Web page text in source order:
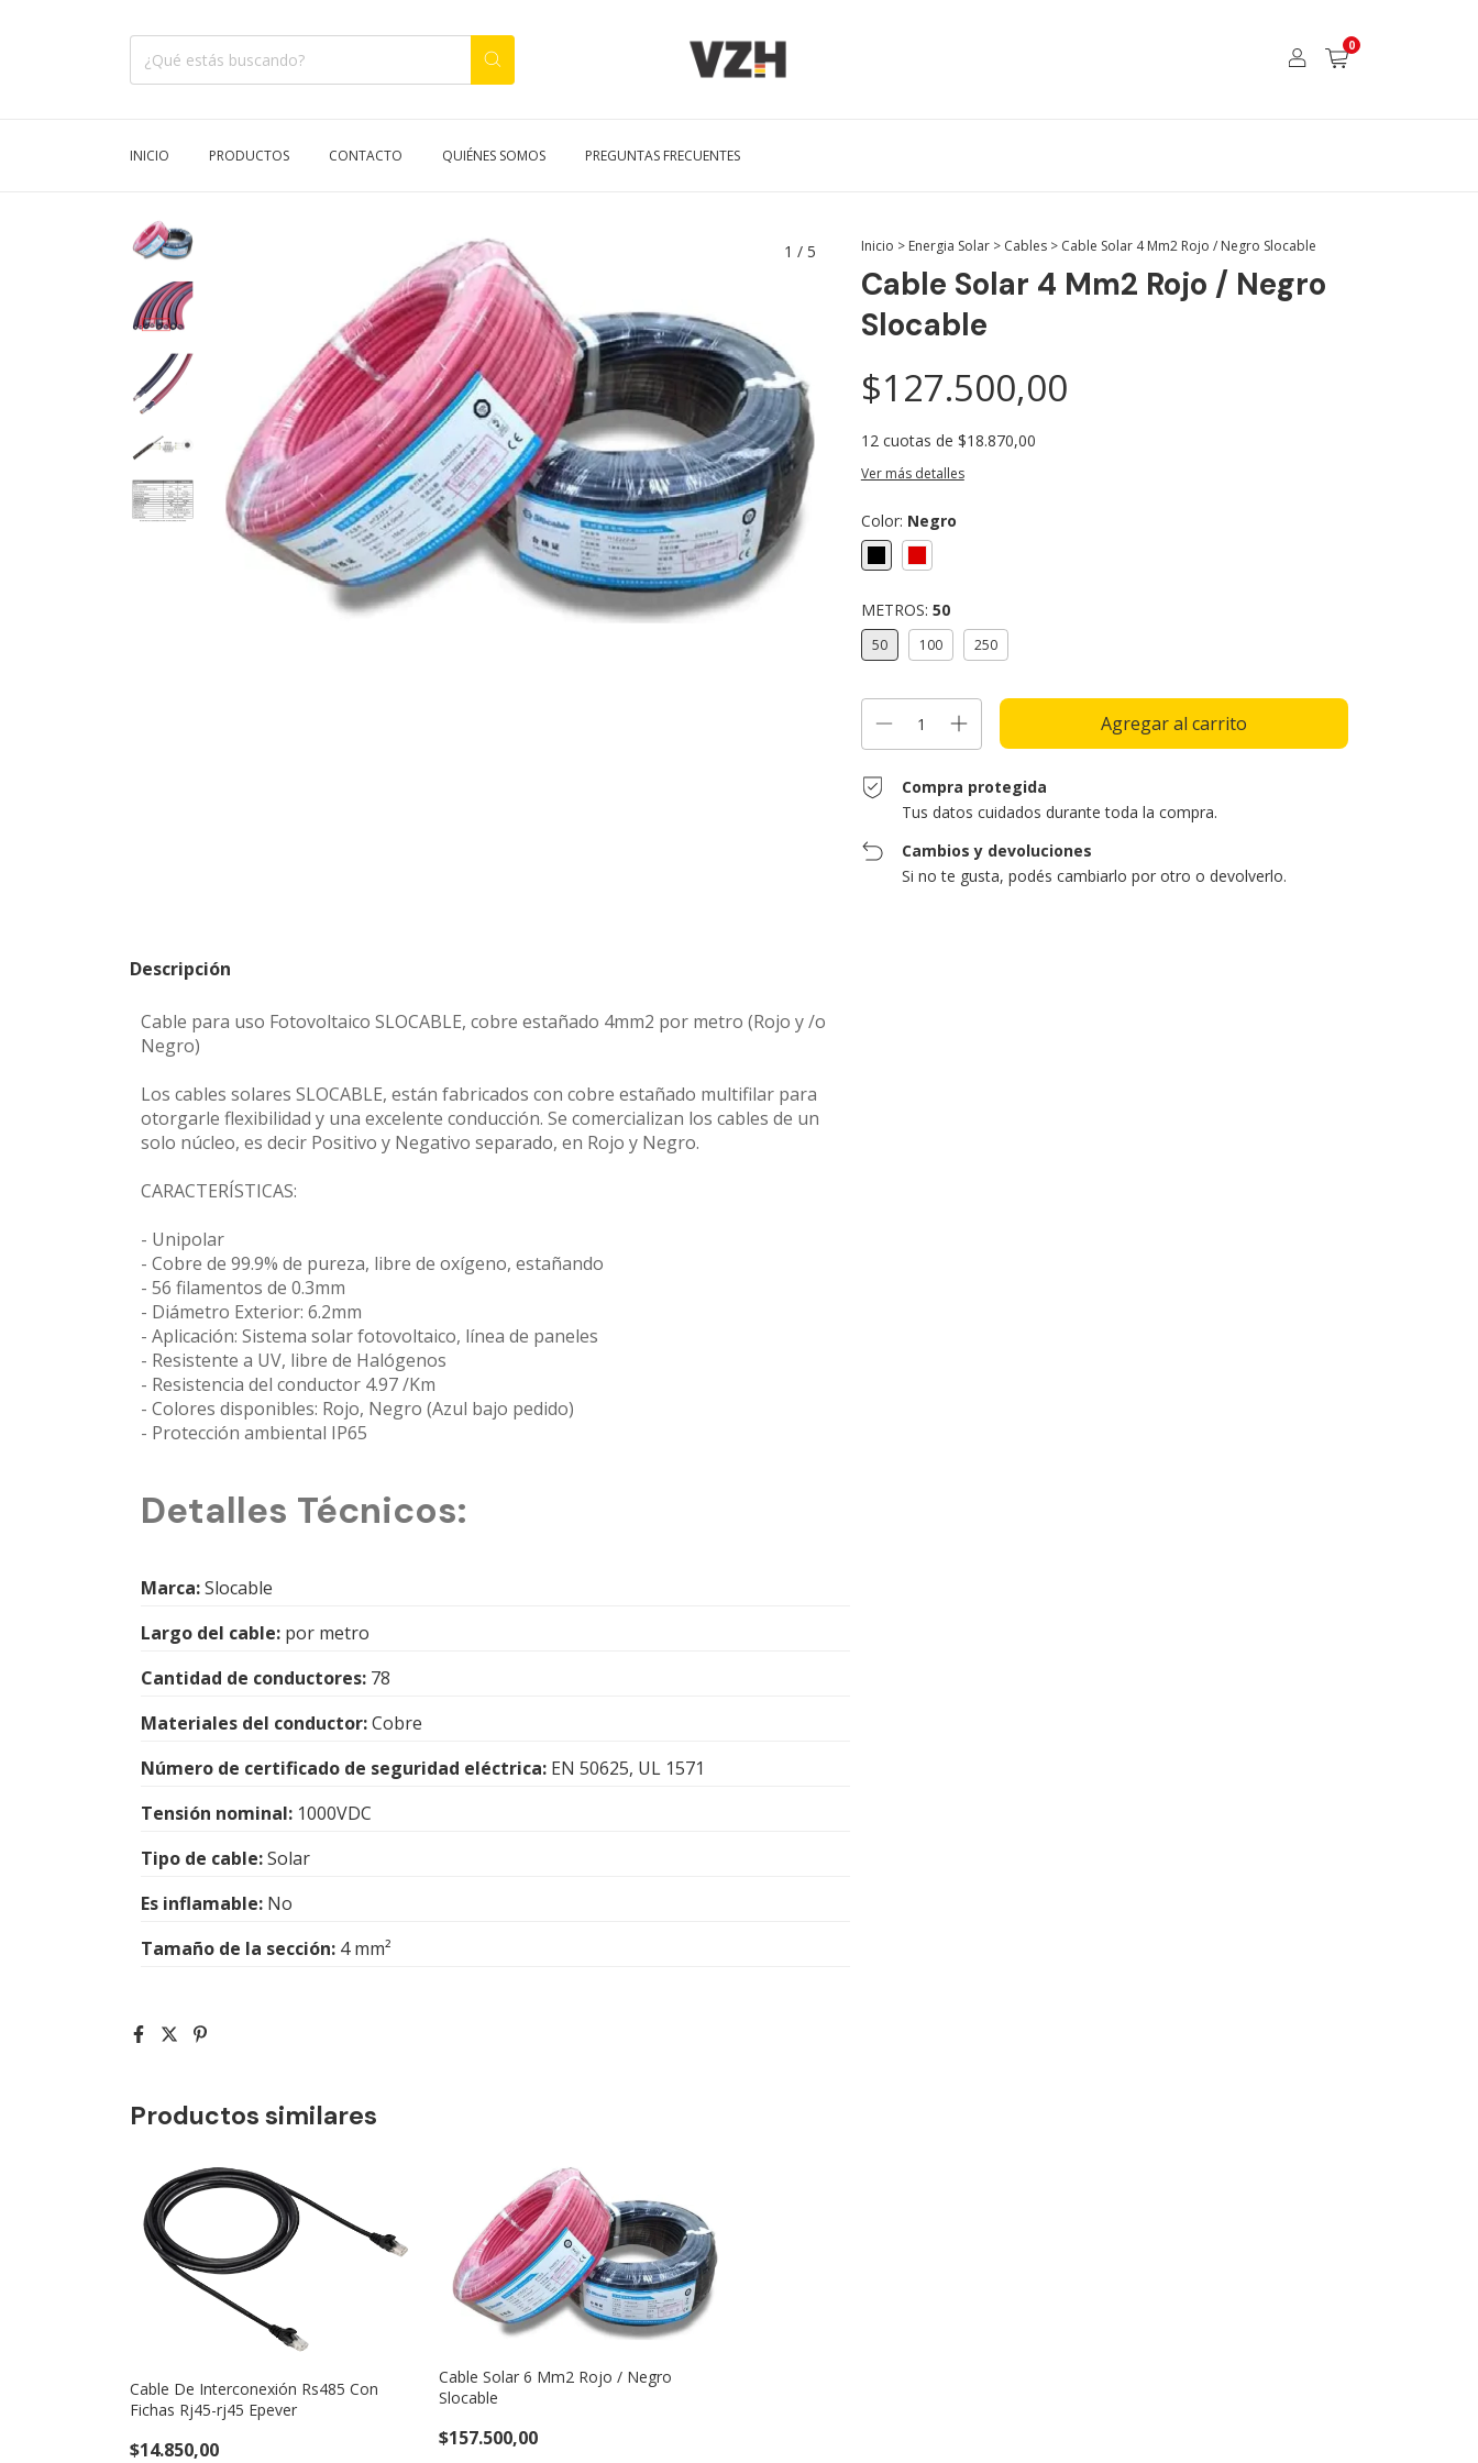
0
INICIO PRODUCTOS CONTACTO QUIÉNES SOMOS PREGUNTAS FRECUENTES
1 / 5 Inicio > Energia Solar > Cables > Cable Solar 4 Mm2 Rojo / Negro Slocable
Cable Solar 4 Mm2 Rojo / Negro
Slocable
$127.500,00
12 cuotas de $18.870,00
Ver más detalles
Color: Negro
METROS: 50
50 100 250
Compra protegida
Tus datos cuidados durante toda la compra.
Cambios y devoluciones
Si no te gusta, podés cambiarlo por otro o devolverlo.
Descripción
Cable para uso Fotovoltaico SLOCABLE, cobre estañado 4mm2 por metro (Rojo y /o
Negro)
Los cables solares SLOCABLE, están fabricados con cobre estañado multifilar para
otorgarle flexibilidad y una excelente conducción. Se comercializan los cables de un
solo núcleo, es decir Positivo y Negativo separado, en Rojo y Negro.
CARACTERÍSTICAS:
- Unipolar
- Cobre de 99.9% de pureza, libre de oxígeno, estañando
- 56 filamentos de 0.3mm
- Diámetro Exterior: 6.2mm
- Aplicación: Sistema solar fotovoltaico, línea de paneles
- Resistente a UV, libre de Halógenos
- Resistencia del conductor 4.97 /Km
- Colores disponibles: Rojo, Negro (Azul bajo pedido)
- Protección ambiental IP65
Detalles Técnicos:
Marca:Slocable
Largo del cable: por metro
Cantidad de conductores: 78
Materiales del conductor:Cobre
Número de certificado de seguridad eléctrica: EN 50625, UL 1571
Tensión nominal: 1000VDC
Tipo de cable:Solar
Es inflamable: No
Tamaño de la sección: 4 mm²
Productos similares
Cable De Interconexión Rs485 Con
Fichas Rj45-rj45 Epever
$14.850,00
Cable Solar 6 Mm2 Rojo / Negro
Slocable
$157.500,00